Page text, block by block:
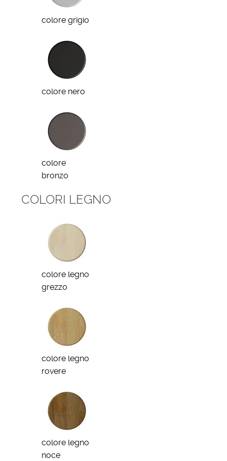
colore grigio
colore nero
colore
bronzo
COLORI LEGNO
colore legno
grezzo
colore legno
rovere
colore legno
noce